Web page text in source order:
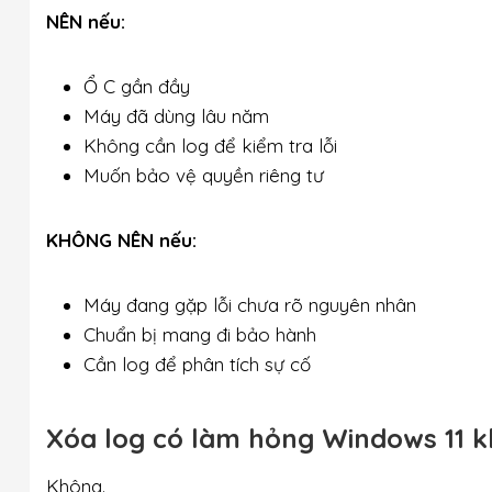
NÊN nếu:
Ổ C gần đầy
Máy đã dùng lâu năm
Không cần log để kiểm tra lỗi
Muốn bảo vệ quyền riêng tư
KHÔNG NÊN nếu:
Máy đang gặp lỗi chưa rõ nguyên nhân
Chuẩn bị mang đi bảo hành
Cần log để phân tích sự cố
Xóa log có làm hỏng Windows 11
Không.